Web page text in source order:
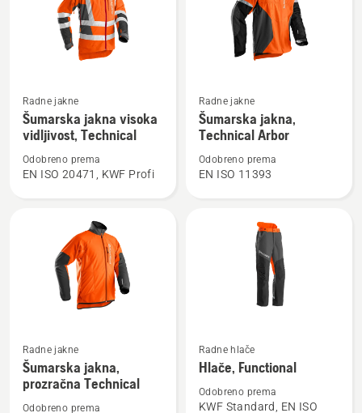
više
detalja
Šumarska
Technical
Radne jakne
Šumarska jakna visoka
vidljivost, Technical
Odobreno prema
EN ISO 20471, KWF Profi
više
detalja
Šumarska
Radne jakne
Šumarska jakna,
Technical Arbor
Odobreno prema
EN ISO 11393
više
detalja
Radne jakne
Šumarska jakna,
prozračna Technical
Odobreno prema
više
detalja
Radne hlače
Hlače, Functional
Odobreno prema
KWF Standard, EN ISO